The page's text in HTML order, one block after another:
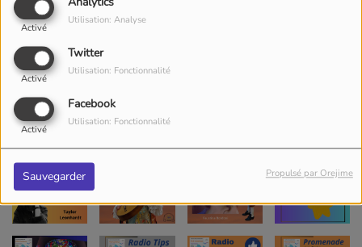
Activé
Utilisation: Analyse
Twitter
Activé
Utilisation: Fonctionnalité
Facebook
Activé
Utilisation: Fonctionnalité
Sauvegarder Propulsé par Orejime